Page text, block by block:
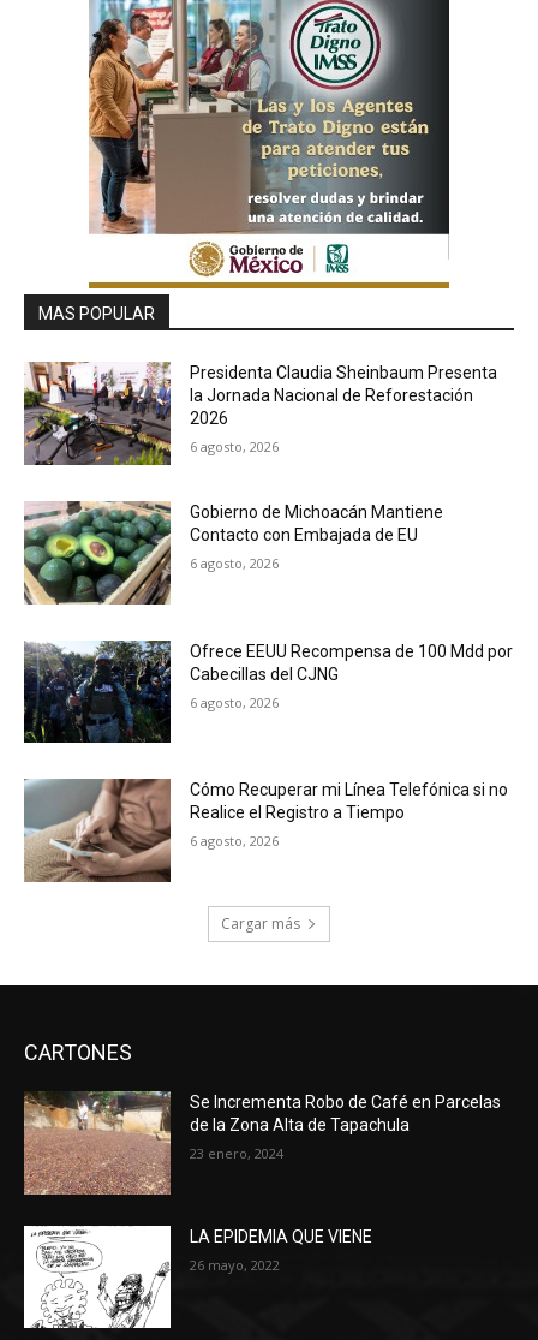
MAS POPULAR
Presidenta Claudia Sheinbaum Presenta
la Jornada Nacional de Reforestación
2026
6 agosto, 2026
Gobierno de Michoacán Mantiene
Contacto con Embajada de EU
6 agosto, 2026
Ofrece EEUU Recompensa de 100 Mdd por
Cabecillas del CJNG
6 agosto, 2026
Cómo Recuperar mi Línea Telefónica si no
Realice el Registro a Tiempo
6 agosto, 2026
Cargar más
CARTONES
Se Incrementa Robo de Café en Parcelas
de la Zona Alta de Tapachula
23 enero, 2024
LA EPIDEMIA QUE VIENE
26 mayo, 2022